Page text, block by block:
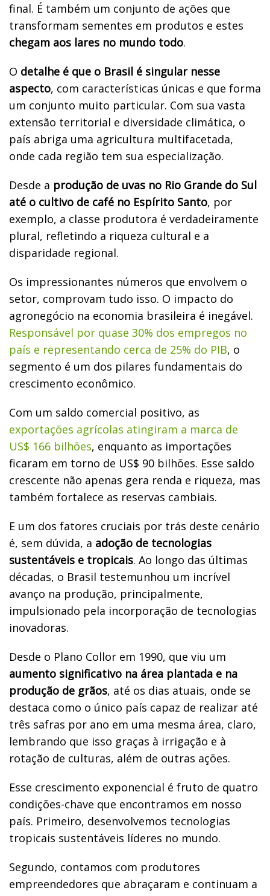
final. É também um conjunto de ações que
transformam sementes em produtos e estes
chegam aos lares no mundo todo.
O detalhe é que o Brasil é singular nesse
aspecto, com características únicas e que forma
um conjunto muito particular. Com sua vasta
extensão territorial e diversidade climática, o
país abriga uma agricultura multifacetada,
onde cada região tem sua especialização.
Desde a produção de uvas no Rio Grande do Sul
até o cultivo de café no Espírito Santo, por
exemplo, a classe produtora é verdadeiramente
plural, refletindo a riqueza cultural e a
disparidade regional.
Os impressionantes números que envolvem o
setor, comprovam tudo isso. O impacto do
agronegócio na economia brasileira é inegável.
Responsável por quase 30% dos empregos no
país e representando cerca de 25% do PIB, o
segmento é um dos pilares fundamentais do
crescimento econômico.
Com um saldo comercial positivo, as
exportações agrícolas atingiram a marca de
US$ 166 bilhões, enquanto as importações
ficaram em torno de US$ 90 bilhões. Esse saldo
crescente não apenas gera renda e riqueza, mas
também fortalece as reservas cambiais.
E um dos fatores cruciais por trás deste cenário
é, sem dúvida, a adoção de tecnologias
sustentáveis e tropicais. Ao longo das últimas
décadas, o Brasil testemunhou um incrível
avanço na produção, principalmente,
impulsionado pela incorporação de tecnologias
inovadoras.
Desde o Plano Collor em 1990, que viu um
aumento significativo na área plantada e na
produção de grãos, até os dias atuais, onde se
destaca como o único país capaz de realizar até
três safras por ano em uma mesma área, claro,
lembrando que isso graças à irrigação e à
rotação de culturas, além de outras ações.
Esse crescimento exponencial é fruto de quatro
condições-chave que encontramos em nosso
país. Primeiro, desenvolvemos tecnologias
tropicais sustentáveis líderes no mundo.
Segundo, contamos com produtores
empreendedores que abraçaram e continuam a